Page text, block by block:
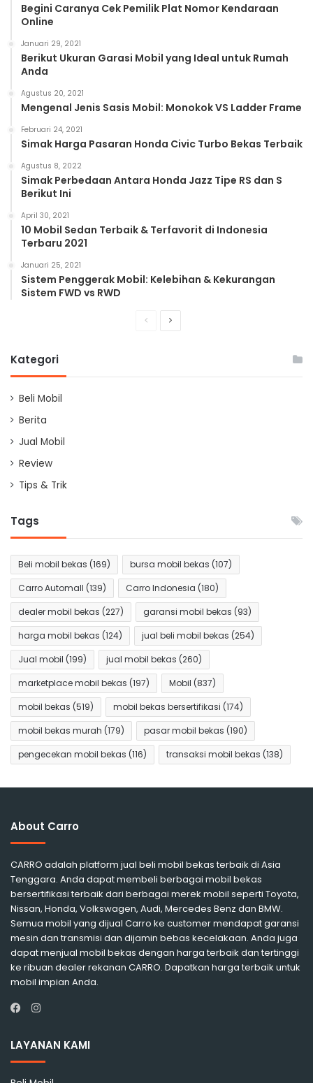
Begini Caranya Cek Pemilik Plat Nomor Kendaraan
Online
Januari 29, 2021
Berikut Ukuran Garasi Mobil yang Ideal untuk Rumah
Anda
Agustus 20, 2021
Mengenal Jenis Sasis Mobil: Monokok VS Ladder Frame
Februari 24, 2021
Simak Harga Pasaran Honda Civic Turbo Bekas Terbaik
Agustus 8, 2022
Simak Perbedaan Antara Honda Jazz Tipe RS dan S
Berikut Ini
April 30, 2021
10 Mobil Sedan Terbaik & Terfavorit di Indonesia
Terbaru 2021
Januari 25, 2021
Sistem Penggerak Mobil: Kelebihan & Kekurangan
Sistem FWD vs RWD
PreviousNext
Kategori
Beli Mobil
Berita
Jual Mobil
Review
Tips & Trik
Tags
Beli mobil bekas (169) bursa mobil bekas (107)
Carro Automall (139) Carro Indonesia (180)
dealer mobil bekas (227) garansi mobil bekas (93)
harga mobil bekas (124) jual beli mobil bekas (254)
Jual mobil (199) jual mobil bekas (260)
marketplace mobil bekas (197) Mobil (837)
mobil bekas (519) mobil bekas bersertifikasi (174)
mobil bekas murah (179) pasar mobil bekas (190)
pengecekan mobil bekas (116) transaksi mobil bekas (138)
About Carro
CARRO adalah platform jual beli mobil bekas terbaik di Asia
Tenggara. Anda dapat membeli berbagai mobil bekas
bersertifikasi terbaik dari berbagai merek mobil seperti Toyota,
Nissan, Honda, Volkswagen, Audi, Mercedes Benz dan BMW.
Semua mobil yang dijual Carro ke customer mendapat garansi
mesin dan transmisi dan dijamin bebas kecelakaan. Anda juga
dapat menjual mobil bekas dengan harga terbaik dan tertinggi
ke ribuan dealer rekanan CARRO. Dapatkan harga terbaik untuk
mobil impian Anda.
Instagram
LAYANAN KAMI